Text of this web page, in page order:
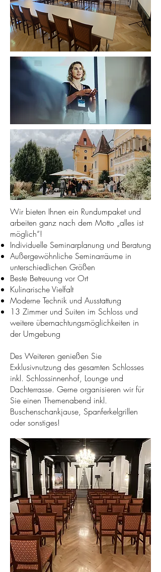
Wir bieten Ihnen ein Rundumpaket und
arbeiten ganz nach dem Motto „alles ist
möglich“!
Individuelle Seminarplanung und Beratung
Außergewöhnliche Seminarräume in
unterschiedlichen Größen
Beste Betreuung vor Ort
Kulinarische Vielfalt
Moderne Technik und Ausstattung
13 Zimmer und Suiten im Schloss und
weitere übernachtungsmöglichkeiten in
der Umgebung
Des Weiteren genießen Sie
Exklusivnutzung des gesamten Schlosses
inkl. Schlossinnenhof, Lounge und
Dachterrasse. Gerne organisieren wir für
Sie einen Themenabend inkl.
Buschenschankjause, Spanferkelgrillen
oder sonstiges!